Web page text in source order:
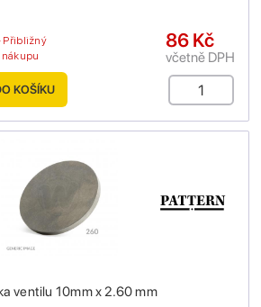
Přibližný
nákupu
86 Kč
včetně DPH
KOŠÍKU
ventilu 10mm x 2.60 mm